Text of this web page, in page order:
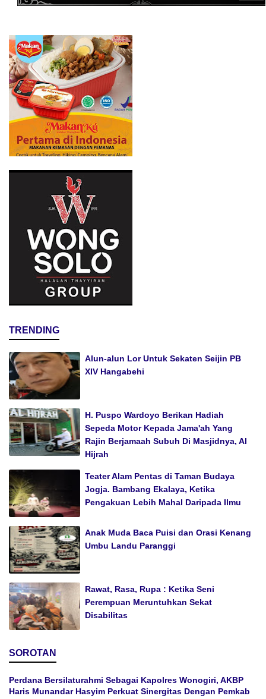
TRENDING
Alun-alun Lor Untuk Sekaten Seijin PB
XIV Hangabehi
H. Puspo Wardoyo Berikan Hadiah
Sepeda Motor Kepada Jama'ah Yang
Rajin Berjamaah Subuh Di Masjidnya, Al
Hijrah
Teater Alam Pentas di Taman Budaya
Jogja. Bambang Ekalaya, Ketika
Pengakuan Lebih Mahal Daripada Ilmu
Anak Muda Baca Puisi dan Orasi Kenang
Umbu Landu Paranggi
Rawat, Rasa, Rupa : Ketika Seni
Perempuan Meruntuhkan Sekat
Disabilitas
SOROTAN
Perdana Bersilaturahmi Sebagai Kapolres Wonogiri, AKBP
Haris Munandar Hasyim Perkuat Sinergitas Dengan Pemkab